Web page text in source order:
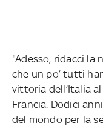
"Adesso, ridacci la
che un po’ tutti
vittoria dell’Italia
Francia. Dodici
del mondo per la